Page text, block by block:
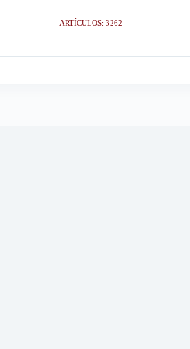
ARTÍCULOS: 3262